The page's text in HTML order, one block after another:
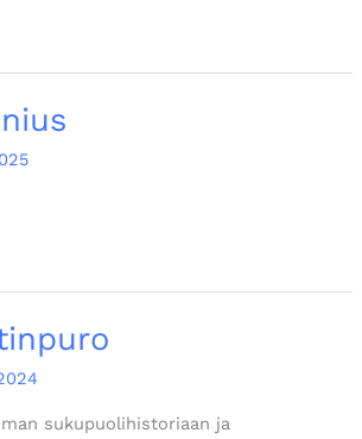
sukupuolihistoriaan ja